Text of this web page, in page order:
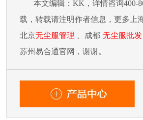
本文编辑： KK，详情咨询400-
载，转载请注明作者信息，更多上
北京无尘服管理 、成都 无尘服批发
苏州易合通官网，谢谢。